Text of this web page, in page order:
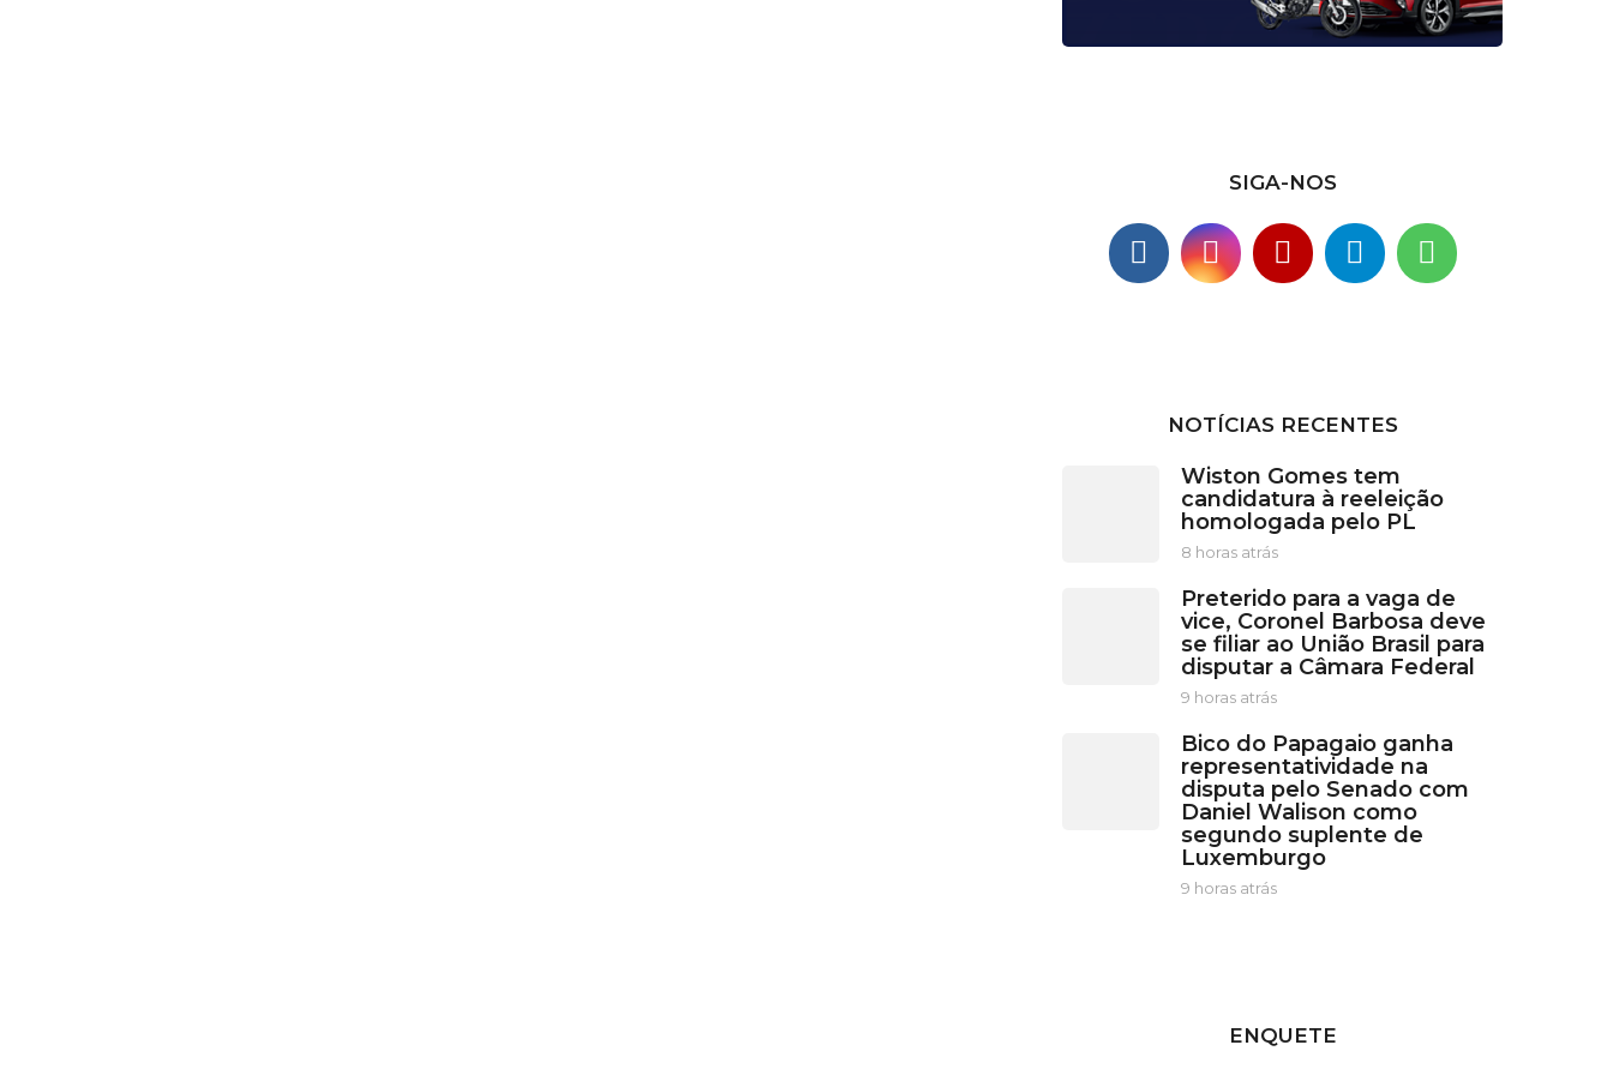
SIGA-NOS
NOTÍCIAS RECENTES
Wiston Gomes tem
candidatura à reeleição
homologada pelo PL
8 horas atrás
o
r
a
s
r
á
s
Preterido para a vaga de
vice, Coronel Barbosa deve
se filiar ao União Brasil para
disputar a Câmara Federal
9 horas atrás
o
r
a
s
a
t
Bico do Papagaio ganha
representatividade na
disputa pelo Senado com
Daniel Walison como
segundo suplente de
Luxemburgo
9 horas atrás
a
t
ENQUETE